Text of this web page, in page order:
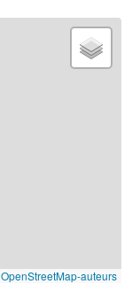
OpenStreetMap-auteurs